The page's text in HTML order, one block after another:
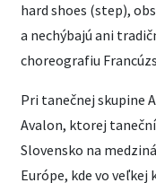
hard shoes (step),
a nechýbajú ani
choreografiu
Pri tanečnej skupine
Avalon, ktorej
Slovensko na
Európe, kde vo veľkej